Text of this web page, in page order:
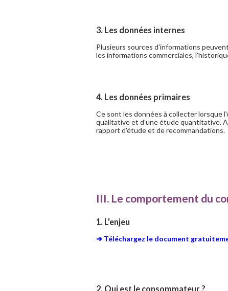
3. Les données internes
Plusieurs sources d'informations
les informations commerciales,
4. Les données primaires
Ce sont les données à collecter lorsque
qualitative et d'une étude quantitative.
rapport d'étude et de recommandations.
III. Le comportement du
1. L'enjeu
➜ Téléchargez le document
2. Qui est le consommateur ?